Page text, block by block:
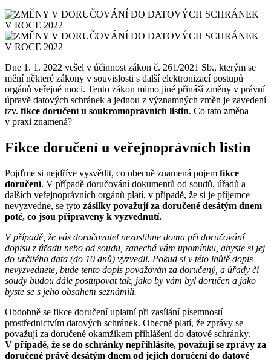
Dne 1. 1. 2022 vešel v účinnost zákon č. 261/2021 Sb., kterým se
mění některé zákony v souvislosti s další elektronizací postupů
orgánů veřejné moci. Tento zákon mimo jiné přináší změny v právní
úpravě datových schránek a jednou z významných změn je zavedení
tzv. fikce doručení u soukromoprávních listin. Co tato změna
v praxi znamená?
Fikce doručení u veřejnoprávních listin
Pojďme si nejdříve vysvětlit, co obecně znamená pojem fikce
doručení. V případě doručování dokumentů od soudů, úřadů a
dalších veřejnoprávních orgánů platí, v případě, že si je příjemce
nevyzvedne, se tyto zásilky považují za doručené desátým dnem
poté, co jsou připraveny k vyzvednutí.
V případě, že vás doručovatel nezastihne doma při doručování
dopisu z úřadu nebo od soudu, zanechá vám upomínku, abyste si jej
do určitého data (do 10 dnů) vyzvedli. Pokud si v této lhůtě dopis
nevyzvednete, bude tento dopis považován za doručený, a úřady či
soudy budou dále postupovat tak, jako by vám byl doručen a jako
byste se s jeho obsahem seznámili.
Obdobně se fikce doručení uplatní při zasílání písemností
prostřednictvím datových schránek. Obecně platí, že zprávy se
považují za doručené okamžikem přihlášení do datové schránky.
V případě, že se do schránky nepřihlásíte, považují se zprávy za
doručené právě desátým dnem od jejich doručení do datové